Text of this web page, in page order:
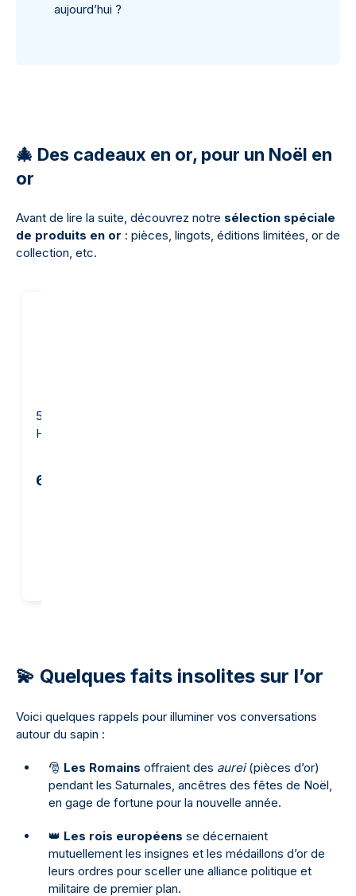
aujourd’hui ?
🎄 Des cadeaux en or, pour un Noël en
or
Avant de lire la suite, découvrez notre sélection spéciale
de produits en or : pièces, lingots, éditions limitées, or de
collection, etc.
5 grammes Lingotin d'Or -
Heraeus
642,05 €
💫 Quelques faits insolites sur l’or
Voici quelques rappels pour illuminer vos conversations
autour du sapin :
🎅 Les Romains offraient des aurei(pièces d’or)
pendant les Saturnales, ancêtres des fêtes de Noël,
en gage de fortune pour la nouvelle année.
👑 Les rois européens se décernaient
mutuellement les insignes et les médaillons d’or de
leurs ordres pour sceller une alliance politique et
militaire de premier plan.